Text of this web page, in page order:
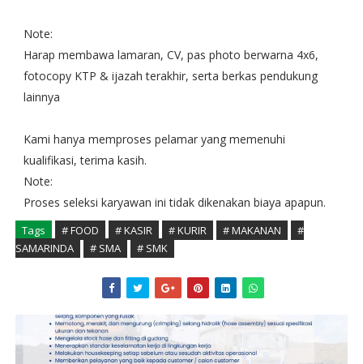
Note:
Harap membawa lamaran, CV, pas photo berwarna 4x6,
fotocopy KTP & ijazah terakhir, serta berkas pendukung
lainnya
Kami hanya memproses pelamar yang memenuhi
kualifikasi, terima kasih.
Note:
Proses seleksi karyawan ini tidak dikenakan biaya apapun.
Tags # FOOD # KASIR # KURIR # MAKANAN
#
SAMARINDA
# SMA # SMK